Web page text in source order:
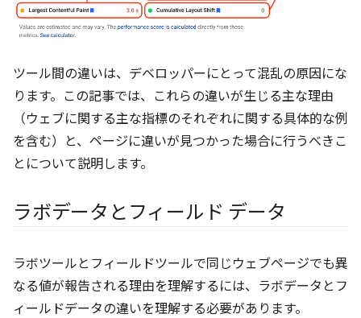
ツール間の違いは、デベロッパーにとって混乱の原因にな
ります。この記事では、これらの違いが生じる主な理由
（ウェブに関する主な指標のそれぞれに関する具体的な例
を含む）と、ページに違いが見つかった場合に行うべきこ
とについて説明します。
ラボデータとフィールド データ
ラボツールとフィールドツールで同じウェブページでも異
なる値が報告される理由を理解するには、ラボデータとフ
ィールドデータの違いを理解する必要があります。